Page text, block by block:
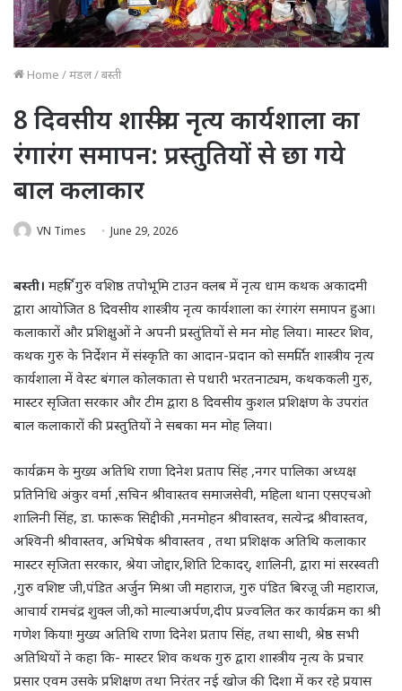
Home /मंडल/बस्ती
8 दिवसीय शास्त्रीय नृत्य कार्यशाला का
रंगारंग समापन: प्रस्तुतियों से छा गये
बाल कलाकार
VN Times June 29, 2026
बस्ती। महर्षि गुरु वशिष्ठ तपोभूमि टाउन क्लब में नृत्य धाम कथक अकादमी
द्वारा आयोजित 8 दिवसीय शास्त्रीय नृत्य कार्यशाला का रंगारंग समापन हुआ।
कलाकारों और प्रशिक्षुओं ने अपनी प्रस्तुंतियों से मन मोह लिया। मास्टर शिव,
कथक गुरु के निर्देशन में संस्कृति का आदान-प्रदान को समर्पित शास्त्रीय नृत्य
कार्यशाला में वेस्ट बंगाल कोलकाता से पधारी भरतनाट्यम, कथककली गुरु,
मास्टर सृजिता सरकार और टीम द्वारा 8 दिवसीय कुशल प्रशिक्षण के उपरांत
बाल कलाकारों की प्रस्तुतियों ने सबका मन मोह लिया।
कार्यक्रम के मुख्य अतिथि राणा दिनेश प्रताप सिंह ,नगर पालिका अध्यक्ष
प्रतिनिधि अंकुर वर्मा ,सचिन श्रीवास्तव समाजसेवी, महिला थाना एसएचओ
शालिनी सिंह, डा. फारूक सिद्दीकी ,मनमोहन श्रीवास्तव, सत्येन्द्र श्रीवास्तव,
अश्विनी श्रीवास्तव, अभिषेक श्रीवास्तव , तथा प्रशिक्षक अतिथि कलाकार
मास्टर सृजिता सरकार, श्रेया जोद्दार,शिति टिकादर्, शालिनी, द्वारा मां सरस्वती
,गुरु वशिष्ट जी,पंडित अर्जुन मिश्रा जी महाराज, गुरु पंडित बिरजू जी महाराज,
आचार्य रामचंद्र शुक्ल जी,को माल्याअर्पण,दीप प्रज्वलित कर कार्यक्रम का श्री
गणेश किया! मुख्य अतिथि राणा दिनेश प्रताप सिंह, तथा साथी, श्रेष्ठ सभी
अतिथियों ने कहा कि- मास्टर शिव कथक गुरु द्वारा शास्त्रीय नृत्य के प्रचार
प्रसार एवम उसके प्रशिक्षण तथा निरंतर नई खोज की दिशा में कर रहे प्रयास